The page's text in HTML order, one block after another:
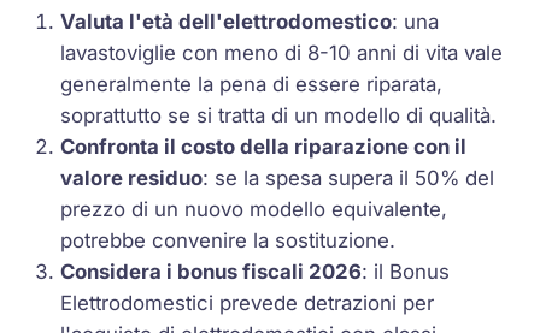
Valuta l'età dell'elettrodomestico: una
lavastoviglie con meno di 8-10 anni di vita vale
generalmente la pena di essere riparata,
soprattutto se si tratta di un modello di qualità.
Confronta il costo della riparazione con il
valore residuo: se la spesa supera il 50% del
prezzo di un nuovo modello equivalente,
potrebbe convenire la sostituzione.
Considera i bonus fiscali 2026: il Bonus
Elettrodomestici prevede detrazioni per